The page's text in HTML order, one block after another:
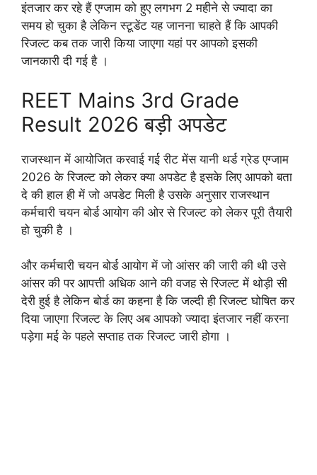
इंतजार कर रहे हैं एग्जाम को हुए लगभग 2 महीने से ज्यादा का
समय हो चुका है लेकिन स्टूडेंट यह जानना चाहते हैं कि आपकी
रिजल्ट कब तक जारी किया जाएगा यहां पर आपको इसकी
जानकारी दी गई है ।
REET Mains 3rd Grade
Result 2026 बड़ी अपडेट
राजस्थान में आयोजित करवाई गई रीट मेंस यानी थर्ड ग्रेड एग्जाम
2026 के रिजल्ट को लेकर क्या अपडेट है इसके लिए आपको बता
दे की हाल ही में जो अपडेट मिली है उसके अनुसार राजस्थान
कर्मचारी चयन बोर्ड आयोग की ओर से रिजल्ट को लेकर पूरी तैयारी
हो चुकी है ।
और कर्मचारी चयन बोर्ड आयोग में जो आंसर की जारी की थी उसे
आंसर की पर आपत्ती अधिक आने की वजह से रिजल्ट में थोड़ी सी
देरी हुई है लेकिन बोर्ड का कहना है कि जल्दी ही रिजल्ट घोषित कर
दिया जाएगा रिजल्ट के लिए अब आपको ज्यादा इंतजार नहीं करना
पड़ेगा मई के पहले सप्ताह तक रिजल्ट जारी होगा ।